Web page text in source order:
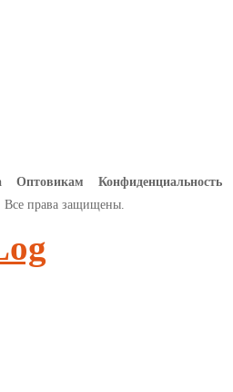
Оптовикам
Конфиденциальность
Все права защищены.